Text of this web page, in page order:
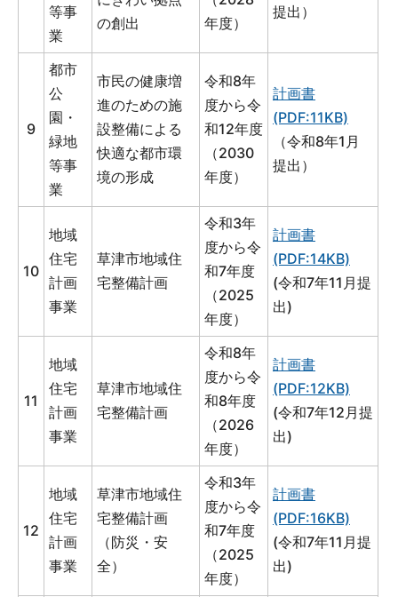
等事
業
の創出
年度）
提出）
9
都市
公
園・
緑地
等事
業
市民の健康増
進のための施
設整備による
快適な都市環
境の形成
令和8年
度から令
和12年度
（2030
年度）
計画書
(PDF:11KB)
（令和8年1月
提出）
10
地域
住宅
計画
事業
草津市地域住
宅整備計画
令和3年
度から令
和7年度
（2025
年度）
計画書
(PDF:14KB)
(令和7年11月提
出)
11
地域
住宅
計画
事業
草津市地域住
宅整備計画
令和8年
度から令
和8年度
（2026
年度）
計画書
(PDF:12KB)
(令和7年12月提
出)
12
地域
住宅
計画
事業
草津市地域住
宅整備計画
（防災・安
全）
令和3年
度から令
和7年度
（2025
年度）
計画書
(PDF:16KB)
(令和7年11月提
出)